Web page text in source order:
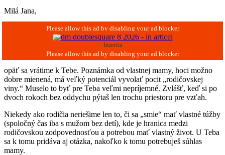
Milá Jana,
Inzercia
opäť sa vrátime k Tebe. Poznámka od vlastnej mamy, hoci možno
dobre mienená, má veľký potenciál vyvolať pocit „rodičovskej
viny.“ Muselo to byť pre Teba veľmi nepríjemné. Zvlášť, keď si po
dvoch rokoch bez oddychu pýtaš len trochu priestoru pre vzťah.
Niekedy ako rodičia neriešime len to, či sa „smie“ mať vlastné túžby
(spoločný čas iba s mužom bez detí), kde je hranica medzi
rodičovskou zodpovednosťou a potrebou mať vlastný život. U Teba
sa k tomu pridáva aj otázka, nakoľko k tomu potrebuješ súhlas
mamy.